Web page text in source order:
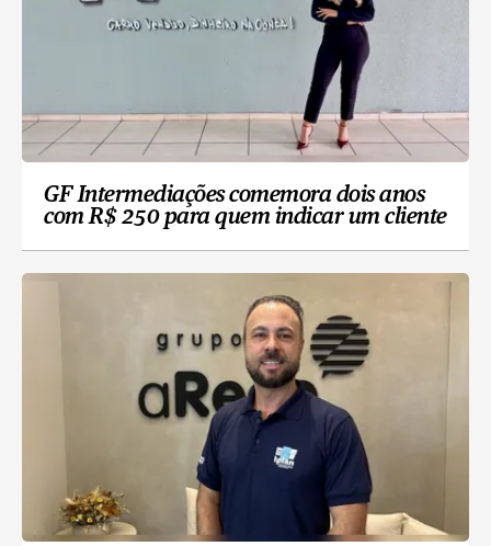
GF Intermediações comemora dois anos
com R$ 250 para quem indicar um cliente